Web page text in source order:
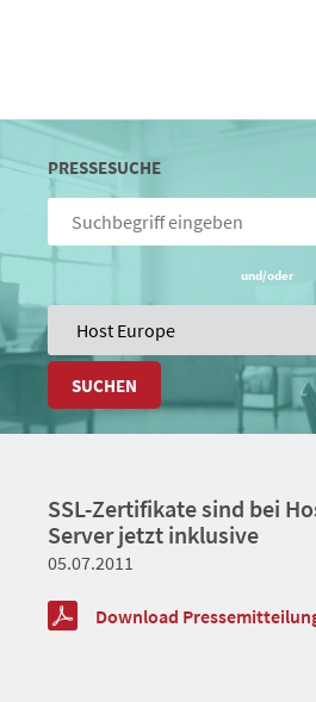
SOCIAL MEDIA
PR-AGENTUR
REFERENZEN
STANDORT &
BLOG
KONTAKT
PRESSESUCHE
und/oder
SUCHEN
SSL-Zertifikate sind bei
Server jetzt inklusive
05.07.2011
Download